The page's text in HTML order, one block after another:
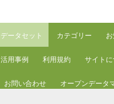
データセット カテゴリー
活用事例 利用規約 サイト
お問い合わせ オープンデータ